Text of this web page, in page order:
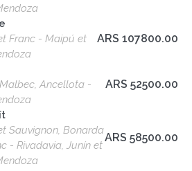
Franc - Maipú et
ARS 107800.00
Ancellota -
ARS 52500.00
Sauvignon, Bonarda
- Rivadavia, Junín et
ARS 58500.00